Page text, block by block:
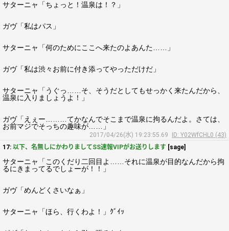
サターニャ「ちょっと！温泉は！？」
ガヴ「私はパス」
サターニャ「何のためにここへ来たのよあんた……」
ガヴ「私は渋々お前に付き添ってやっただけだ」
サターニャ「うぐっ……そ、そうだとしてもせっかく来たんだから、
温泉に入りましょうよ！」
ガヴ「えぇー………てかなんでそこまで温泉に拘るんだよ。さては、
お前マジでそっちの趣味が……」
2017/04/26(水) 19:23:55.69
ID: Y02WfCHL0 (43)
17: 以下、名無しにかわりましてSS速報VIPがお送りします [sage]
サターニャ「このくだり二回目よ……それに温泉が目的なんだから拘
るにきまってるでしょーが！！」
ガヴ「めんどくさいなぁ」
サターニャ「ほら、行くわよ！」ｸﾞｲｯ